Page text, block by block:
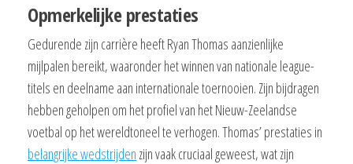
Opmerkelijke prestaties
Gedurende zijn carrière heeft Ryan Thomas aanzienlijke
mijlpalen bereikt, waaronder het winnen van nationale league-
titels en deelname aan internationale toernooien. Zijn bijdragen
hebben geholpen om het profiel van het Nieuw-Zeelandse
voetbal op het wereldtoneel te verhogen. Thomas’ prestaties in
belangrijke wedstrijden zijn vaak cruciaal geweest, wat zijn